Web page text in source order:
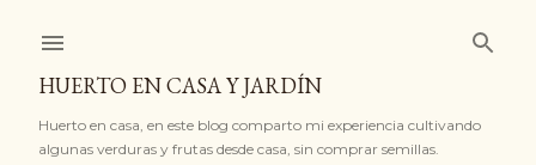
HUERTO EN CASA Y JARDÍN
Huerto en casa, en este blog comparto mi experiencia cultivando
algunas verduras y frutas desde casa, sin comprar semillas.